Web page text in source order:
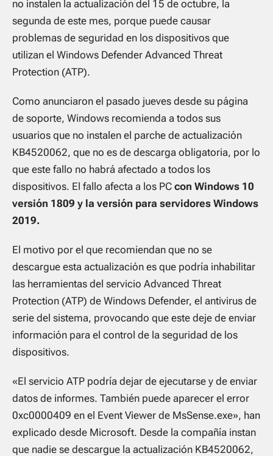
no instalen la actualización del 15 de octubre, la
segunda de este mes, porque puede causar
problemas de seguridad en los dispositivos que
utilizan el Windows Defender Advanced Threat
Protection (ATP).
Como anunciaron el pasado jueves desde su página
de soporte, Windows recomienda a todos sus
usuarios que no instalen el parche de actualización
KB4520062, que no es de descarga obligatoria, por lo
que este fallo no habrá afectado a todos los
dispositivos. El fallo afecta a los PC con Windows 10
versión 1809 y la versión para servidores Windows
2019.
El motivo por el que recomiendan que no se
descargue esta actualización es que podría inhabilitar
las herramientas del servicio Advanced Threat
Protection (ATP) de Windows Defender, el antivirus de
serie del sistema, provocando que este deje de enviar
información para el control de la seguridad de los
dispositivos.
«El servicio ATP podría dejar de ejecutarse y de enviar
datos de informes. También puede aparecer el error
0xc0000409 en el Event Viewer de MsSense.exe», han
explicado desde Microsoft. Desde la compañía instan
que nadie se descargue la actualización KB4520062,